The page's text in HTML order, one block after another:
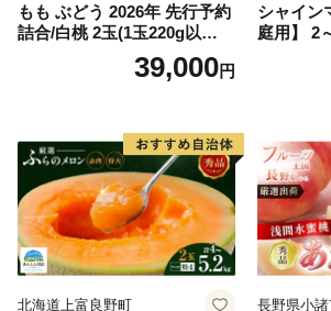
もも ぶどう 2026年 先行予約
詰合/白桃 2玉(1玉220g以
上)・シャインマスカット 晴
39,000円
シャイン
庭用】 2
どう ブ
だもの
北海道上富良野町 長野県小